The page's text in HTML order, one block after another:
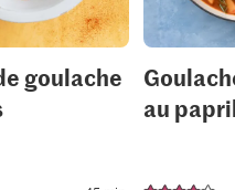
goulache
au